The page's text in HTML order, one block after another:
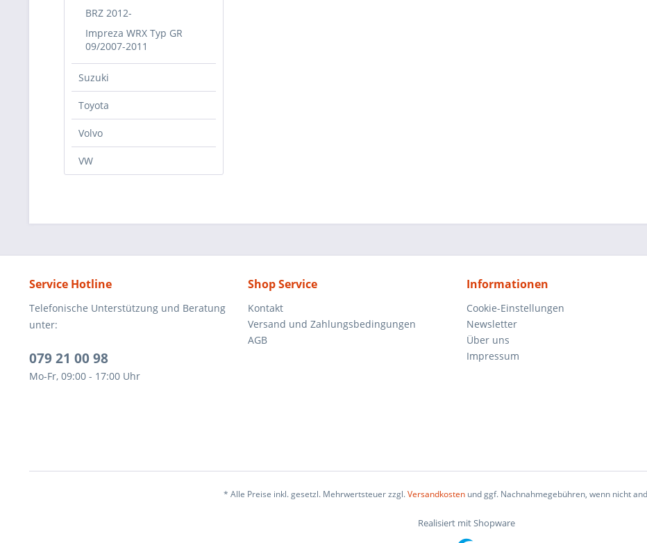
BRZ 2012-
Impreza WRX Typ GR
09/2007-2011
Suzuki
Toyota
Volvo
VW
Service Hotline
Telefonische Unterstützung und Beratung
unter:
079 21 00 98
Mo-Fr, 09:00 - 17:00 Uhr
Shop Service
Kontakt
Versand und Zahlungsbedingungen
AGB
Informationen
Cookie-Einstellungen
Newsletter
Über uns
Impressum
* Alle Preise inkl. gesetzl. Mehrwertsteuer zzgl.Versandkostenund ggf. Nachnahmegebühren, wenn nicht
Realisiert mit Shopware